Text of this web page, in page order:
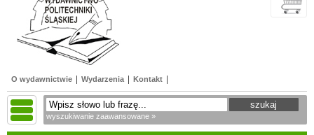
O wydawnictwie Wydarzenia Kontakt
wyszukiwanie zaawansowane »